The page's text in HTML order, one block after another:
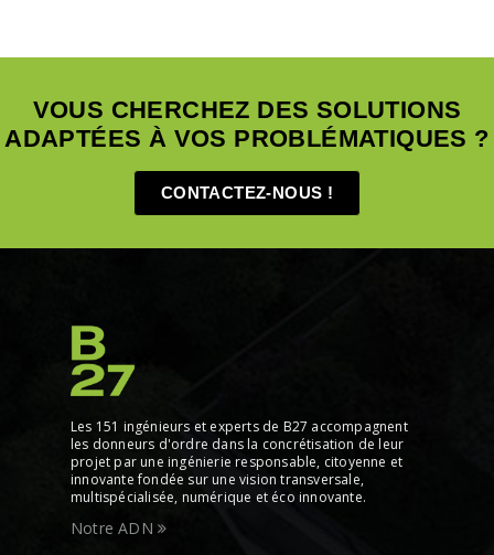
VOUS CHERCHEZ DES SOLUTIONS
ADAPTÉES À VOS PROBLÉMATIQUES ?
CONTACTEZ-NOUS !
Les 151 ingénieurs et experts de B27 accompagnent
les donneurs d'ordre dans la concrétisation de leur
projet par une ingénierie responsable, citoyenne et
innovante fondée sur une vision transversale,
multispécialisée, numérique et éco innovante.
Notre ADN